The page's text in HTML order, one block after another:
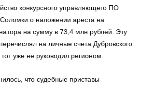
конкурсного управляющего ПО
о наложении ареста на
на сумму в 73,4 млн рублей. Эту
на личные счета Дубровского
уже не руководил регионом.
что судебные приставы